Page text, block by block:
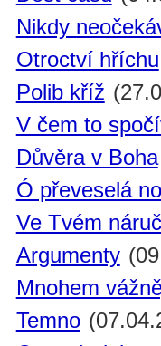
Nikdy
Otroctví hříchu
Polib kříž
V čem to
Důvěra v Boha
Ó převeselá
Ve Tvém
Argumenty
Mnohem
Temno